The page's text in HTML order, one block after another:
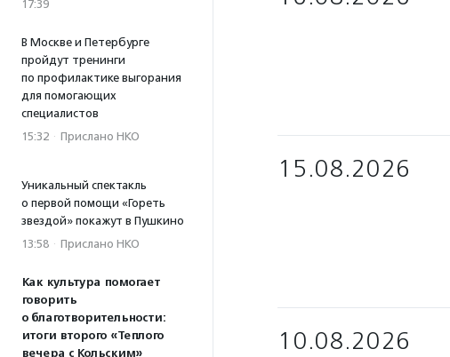
17:39
В Москве и Петербурге
пройдут тренинги
по профилактике выгорания
для помогающих
специалистов
15:32 · Прислано НКО
Уникальный спектакль
о первой помощи «Гореть
звездой» покажут в Пушкино
13:58 · Прислано НКО
Как культура помогает
говорить
о благотворительности:
итоги второго «Теплого
вечера с Кольским»
15.08.2026
10.08.2026